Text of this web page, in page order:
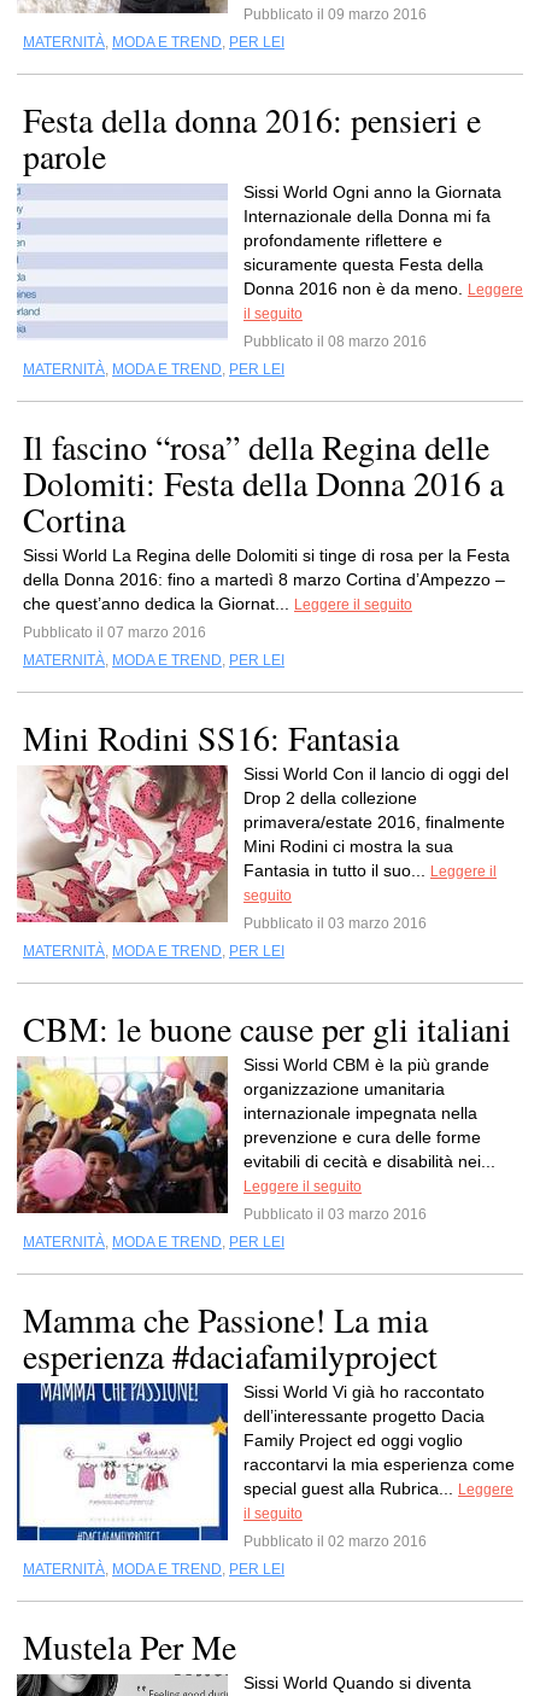
Pubblicato il 09 marzo 2016
MATERNITÀ, MODA E TREND, PER LEI
Festa della donna 2016: pensieri e
parole
Sissi World Ogni anno la Giornata
Internazionale della Donna mi fa
profondamente riflettere e
sicuramente questa Festa della
Donna 2016 non è da meno.
Leggere
il seguito
Pubblicato il 08 marzo 2016
MATERNITÀ, MODA E TREND, PER LEI
Il fascino “rosa” della Regina delle
Dolomiti: Festa della Donna 2016 a
Cortina
Sissi World La Regina delle Dolomiti si tinge di rosa per la Festa
della Donna 2016: fino a martedì 8 marzo Cortina d’Ampezzo –
che quest’anno dedica la Giornat...
Leggere il seguito
Pubblicato il 07 marzo 2016
MATERNITÀ, MODA E TREND, PER LEI
Mini Rodini SS16: Fantasia
Sissi World Con il lancio di oggi del
Drop 2 della collezione
primavera/estate 2016, finalmente
Mini Rodini ci mostra la sua
Fantasia in tutto il suo...
Leggere il
seguito
Pubblicato il 03 marzo 2016
MATERNITÀ, MODA E TREND, PER LEI
CBM: le buone cause per gli italiani
Sissi World CBM è la più grande
organizzazione umanitaria
internazionale impegnata nella
prevenzione e cura delle forme
evitabili di cecità e disabilità nei...
Leggere il seguito
Pubblicato il 03 marzo 2016
MATERNITÀ, MODA E TREND, PER LEI
Mamma che Passione! La mia
esperienza #daciafamilyproject
Sissi World Vi già ho raccontato
dell’interessante progetto Dacia
Family Project ed oggi voglio
raccontarvi la mia esperienza come
special guest alla Rubrica...
Leggere
il seguito
Pubblicato il 02 marzo 2016
MATERNITÀ, MODA E TREND, PER LEI
Mustela Per Me
Sissi World Quando si diventa